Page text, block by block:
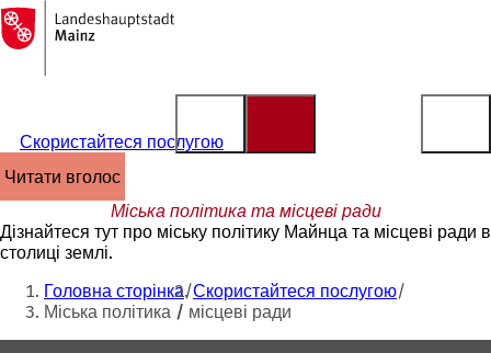
Перейти до змісту
На
головну
сторінку
Скористайтеся послугою
читати вголос
Міська політика та місцеві ради
Дізнайтеся тут про міську політику Майнца та місцеві ради в
столиці землі.
Ти
тут:
Головна сторінка Скористайтеся послугою
Міська політика / місцеві ради